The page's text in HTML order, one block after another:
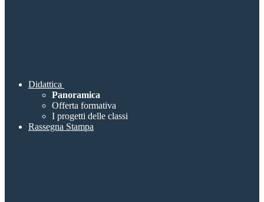
Didattica
Panoramica
Offerta formativa
I progetti delle classi
Rassegna Stampa